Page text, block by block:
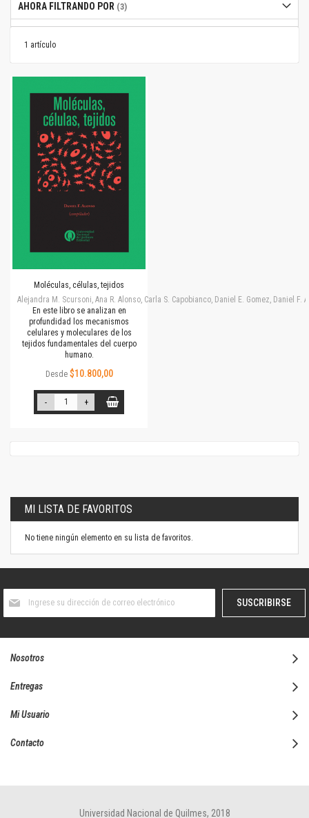
1 artículo
Moléculas, células, tejidos
Alejandra M. Scursoni, Ana R. Alonso, Carla S. Capobianco, Daniel E. Gomez, Daniel
En este libro se analizan en
profundidad los mecanismos
celulares y moleculares de los
tejidos fundamentales del cuerpo
humano.
Desde $10.800,00
- +
AHORA FILTRANDO POR
MI LISTA DE FAVORITOS
No tiene ningún elemento en su lista de favoritos.
boletín
SUSCRIBIRSE
Nosotros
Entregas
Mi Usuario
Contacto
Universidad Nacional de Quilmes, 2018